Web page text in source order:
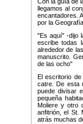
llegamos al
encantadores.
por la
Es aquí
-dijo
escribe todas
alrededor de
manuscrito.
de las ocho
El escritorio
catre. De esta
puede divisar
pequeña
Moliere y otro
anfitrión, el St.
atrás muchas